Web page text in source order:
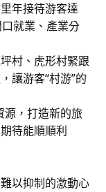
年接待游客達
就業、產業分
村、虎形村緊跟
讓游客“村游”的
源，打造新的旅
待能順順利
以抑制的激動心